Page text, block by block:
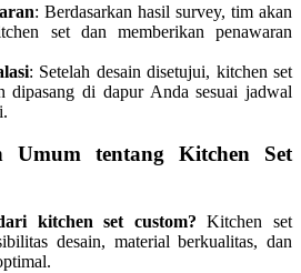
: Berdasarkan hasil survey, tim akan
set dan memberikan penawaran
: Setelah desain disetujui, kitchen set
dipasang di dapur Anda sesuai jadwal
Umum tentang Kitchen Set
kitchen set custom? Kitchen set
desain, material berkualitas, dan